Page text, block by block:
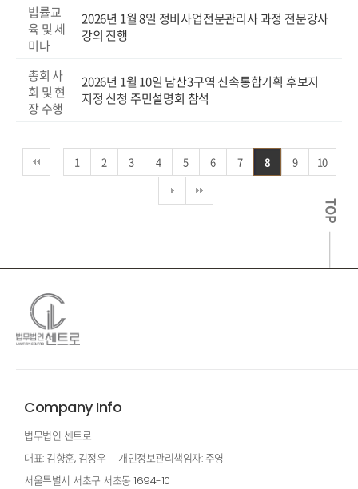
법률교
육 및 세
미나
2026년 1월 8일 정비사업전문관리사 과정 전문강사
강의 진행
총회 사
회 및 현
장 수행
2026년 1월 10일 남산3구역 신속통합기획 후보지
지정 신청 주민설명회 참석
1 2 3 4 5 6 7 8 9 10
Company Info
법무법인 센트로
대표: 김향훈, 김정우
개인정보관리책임자: 주영
서울특별시 서초구 서초동 1694-10
TOP